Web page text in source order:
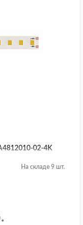
02-4K
На складе 9 шт.